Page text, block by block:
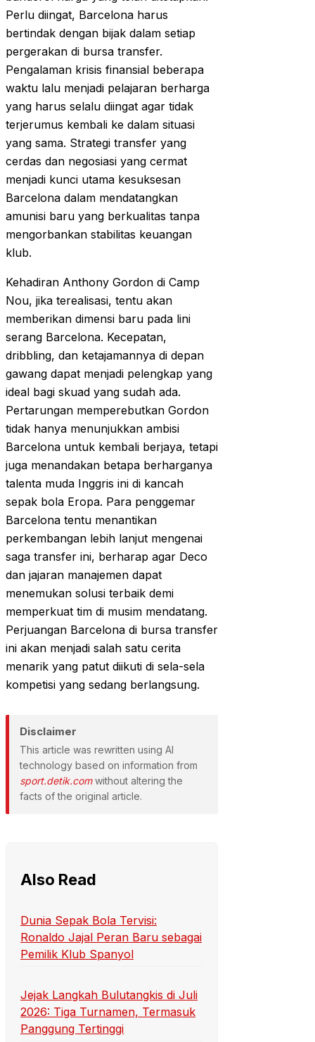
Perlu diingat, Barcelona harus
bertindak dengan bijak dalam setiap
pergerakan di bursa transfer.
Pengalaman krisis finansial beberapa
waktu lalu menjadi pelajaran berharga
yang harus selalu diingat agar tidak
terjerumus kembali ke dalam situasi
yang sama. Strategi transfer yang
cerdas dan negosiasi yang cermat
menjadi kunci utama kesuksesan
Barcelona dalam mendatangkan
amunisi baru yang berkualitas tanpa
mengorbankan stabilitas keuangan
klub.
Kehadiran Anthony Gordon di Camp
Nou, jika terealisasi, tentu akan
memberikan dimensi baru pada lini
serang Barcelona. Kecepatan,
dribbling, dan ketajamannya di depan
gawang dapat menjadi pelengkap yang
ideal bagi skuad yang sudah ada.
Pertarungan memperebutkan Gordon
tidak hanya menunjukkan ambisi
Barcelona untuk kembali berjaya, tetapi
juga menandakan betapa berharganya
talenta muda Inggris ini di kancah
sepak bola Eropa. Para penggemar
Barcelona tentu menantikan
perkembangan lebih lanjut mengenai
saga transfer ini, berharap agar Deco
dan jajaran manajemen dapat
menemukan solusi terbaik demi
memperkuat tim di musim mendatang.
Perjuangan Barcelona di bursa transfer
ini akan menjadi salah satu cerita
menarik yang patut diikuti di sela-sela
kompetisi yang sedang berlangsung.
Disclaimer
This article was rewritten using AI
technology based on information from
sport.detik.comwithout altering the
facts of the original article.
Also Read
Dunia Sepak Bola Tervisi:
Ronaldo Jajal Peran Baru sebagai
Pemilik Klub Spanyol
Jejak Langkah Bulutangkis di Juli
2026: Tiga Turnamen, Termasuk
Panggung Tertinggi